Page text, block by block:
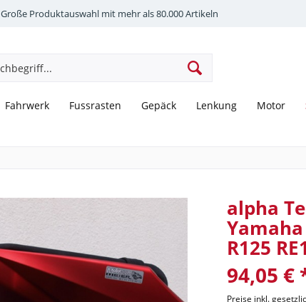
Große Produktauswahl mit mehr als 80.000 Artikeln
Fahrwerk Fussrasten Gepäck Lenkung Motor
alpha
Yamaha
R125
94,05 €
Preise inkl.